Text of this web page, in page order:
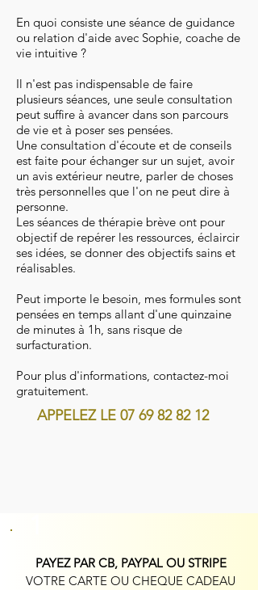
En quoi consiste une séance de guidance
ou relation d'aide avec Sophie, coache de
vie intuitive ?
Il n'est pas indispensable de faire
plusieurs séances, une seule consultation
peut suffire à avancer dans son parcours
de vie et à poser ses pensées.
Une consultation d'écoute et de conseils
est faite pour échanger sur un sujet, avoir
un avis extérieur neutre, parler de choses
très personnelles que l'on ne peut dire à
personne.
Les séances de thérapie brève ont pour
objectif de repérer les ressources, éclaircir
ses idées, se donner des objectifs sains et
réalisables.
Peut importe le besoin, mes formules sont
pensées en temps allant d'une quinzaine
de minutes à 1h, sans risque de
surfacturation.
Pour plus d'informations, contactez-moi
gratuitement.
APPELEZ LE 07 69 82 82 12
PAYEZ PAR CB, PAYPAL OU STRIPE
VOTRE CARTE OU CHEQUE CADEAU